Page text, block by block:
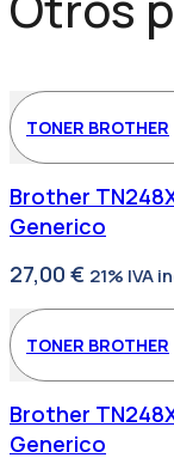
TONER BROTHER
Brother
Generico
27,00 € 21% IVA
TONER BROTHER
Brother
Generico